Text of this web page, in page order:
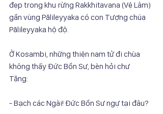
đẹp trong khu rừng Rakkhitavana (Vệ Lâm)
gần vùng Pālileyyaka có con Tượng chúa
Pālileyyaka hộ độ.
Ở Kosambi, những thiện nam tử đi chùa
không thấy Đức Bổn Sư, bèn hỏi chư
Tăng:
- Bạch các Ngài! Đức Bổn Sư ngự tại đâu?